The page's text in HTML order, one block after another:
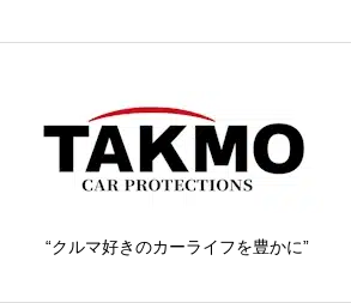
“クルマ好きのカーライフを豊かに”